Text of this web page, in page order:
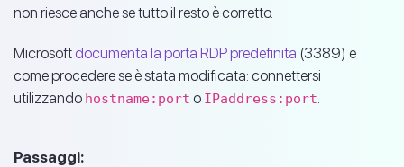
non riesce anche se tutto il resto è corretto.
Microsoftdocumenta la porta RDP predefinita (3389) e
come procedere se è stata modificata: connettersi
utilizzando hostname:port o IPaddress:port
Passaggi: